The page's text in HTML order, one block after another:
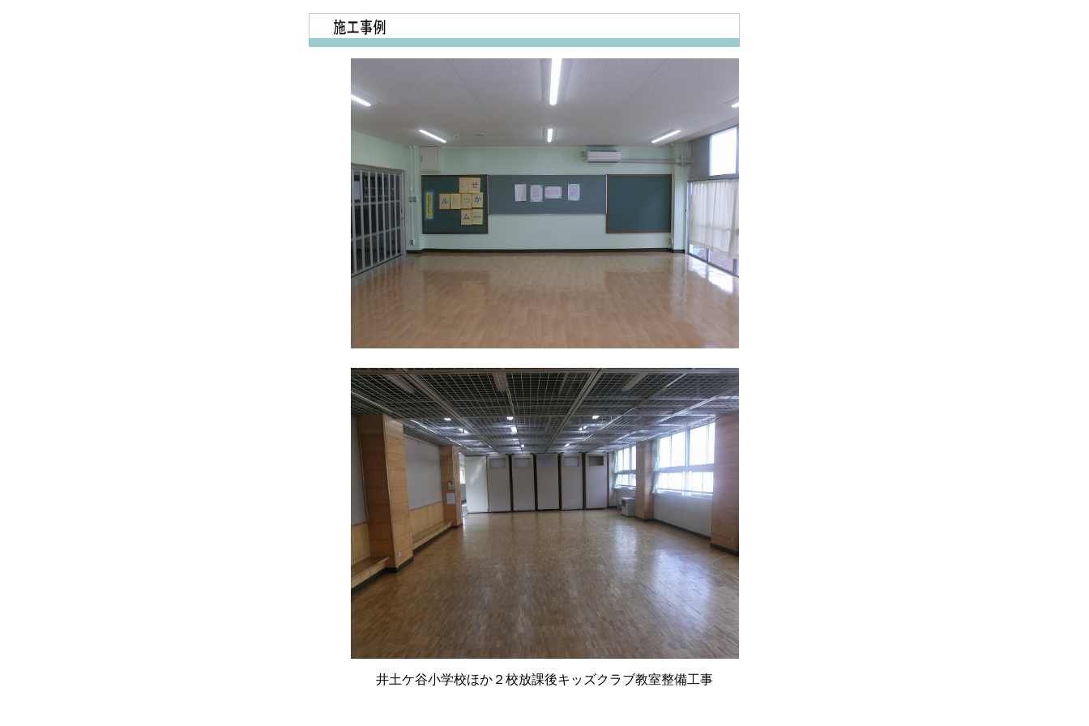
井土ケ谷小学校ほか２校放課後キッズクラブ教室整備工事